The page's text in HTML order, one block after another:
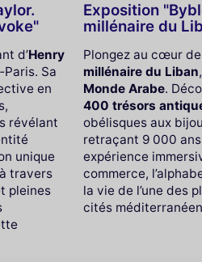
d’Henry
Sa
en
révélant
unique
travers
pleines
Exposition
millénaire du
Plongez au cœur de
millénaire du Liban
Monde Arabe.
400 trésors
obélisques aux
retraçant 9 000 ans
expérience
commerce,
la vie de l’une des
cités